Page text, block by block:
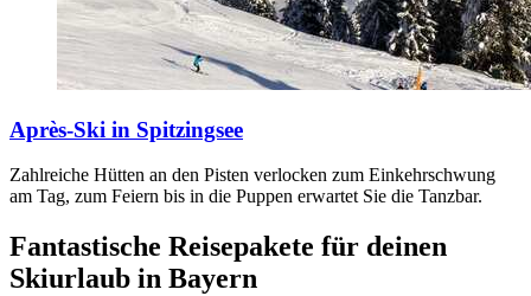
Après-Ski in Spitzingsee
Zahlreiche Hütten an den Pisten verlocken zum Einkehrschwung
am Tag, zum Feiern bis in die Puppen erwartet Sie die Tanzbar.
Fantastische Reisepakete für deinen
Skiurlaub in Bayern